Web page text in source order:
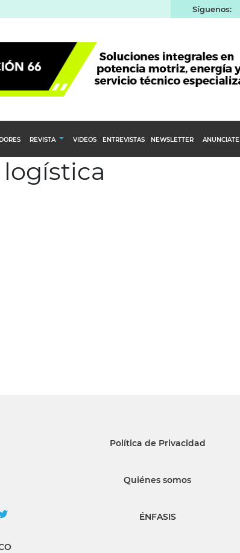
Síguenos:
REVISTA
Calendario Editorial
Ediciones Anteriores
VIDEOS ENTREVISTAS NEWSLETTER ANUNCIATE
Política de Privacidad
Quiénes somos
ÉNFASIS